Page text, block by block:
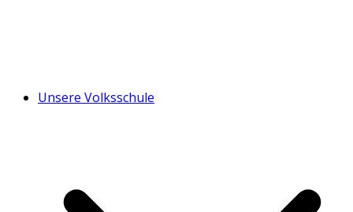
Unsere Volksschule